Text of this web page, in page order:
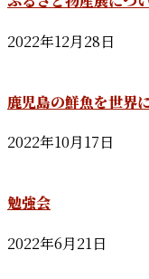
2022年12月28日
鹿児島の鮮魚を世界
2022年10月17日
勉強会
2022年6月21日